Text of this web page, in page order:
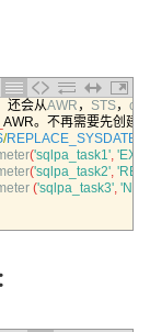
还会从AWR ， STS，
AWR。不再需要先创建
/
('sqlpa_task1',
('sqlpa_task2',
('sqlpa_task3',